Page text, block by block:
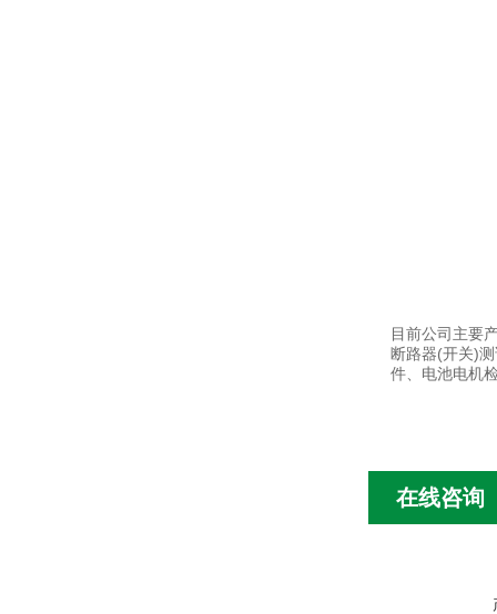
目前公司主要
断路器(开关)
件、电池电机
在线咨询